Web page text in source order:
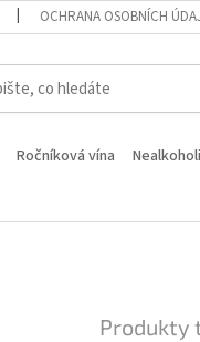
OCHRANA OSOBNÍCH
Ročníková vína
Produkty